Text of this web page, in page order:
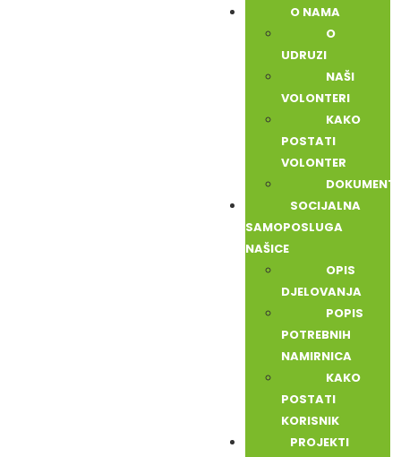
O NAMA
O
UDRUZI
NAŠI
VOLONTERI
KAKO
POSTATI
VOLONTER
DOKUMENTI
SOCIJALNA
SAMOPOSLUGA
NAŠICE
OPIS
DJELOVANJA
POPIS
POTREBNIH
NAMIRNICA
KAKO
POSTATI
KORISNIK
PROJEKTI